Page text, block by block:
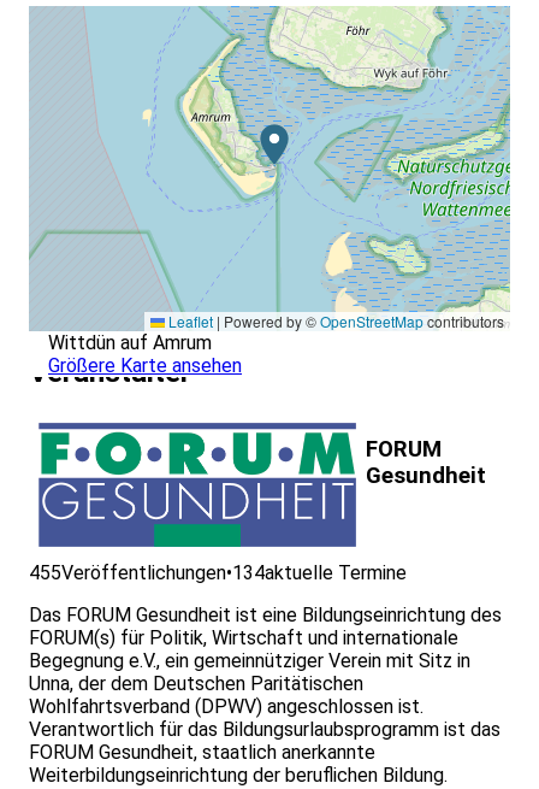
Leaflet | Powered by ©OpenStreetMapcontributors
Wittdün auf Amrum
Größere Karte ansehen
Veranstalter
FORUM
Gesundheit
455Veröffentlichungen•134aktuelle Termine
Das FORUM Gesundheit ist eine Bildungseinrichtung des
FORUM(s) für Politik, Wirtschaft und internationale
Begegnung e.V., ein gemeinnütziger Verein mit Sitz in
Unna, der dem Deutschen Paritätischen
Wohlfahrtsverband (DPWV) angeschlossen ist.
Verantwortlich für das Bildungsurlaubsprogramm ist das
FORUM Gesundheit, staatlich anerkannte
Weiterbildungseinrichtung der beruflichen Bildung.